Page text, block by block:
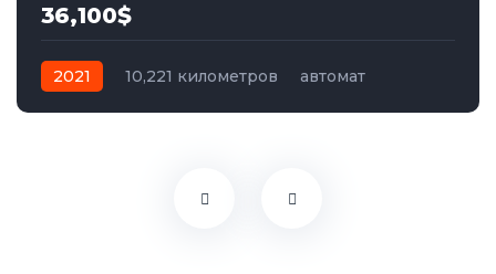
36,100$
2021 10,221 километров
автомат